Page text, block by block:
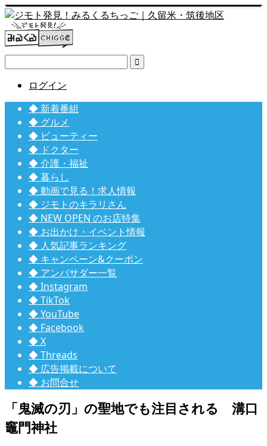

ログイン
◆ 新着番組
◆ グルメ
◆ ビューティー
◆ ドクター
◆ 介護・福祉
◆ 暮らし
◆ 動画で見る！求人情報
◆ ジモトのキラリさん
◆ NEW OPEN のお店特集
◆ お出かけ・イベント情報
◆ 人気記事ランキング
◆ キャンペーン&クーポン
◆ アンバサダー一覧
◆ Instagram
◆ TikTok
◆ YouTube
◆ Facebook
◆ X
◆ Threads
◆ 広告掲載について
◆ お問合せ
「鬼滅の刃」の聖地でも注目される 溝口
竈門神社